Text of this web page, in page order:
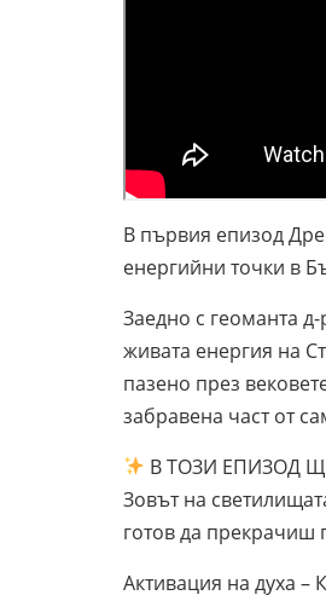
В първия епизод
енергийни точки в
Заедно с геоманта
живата енергия на
пазено през
забравена част от
В ТОЗИ ЕПИЗОД
Зовът на
готов да прекрачиш
Активация на духа –